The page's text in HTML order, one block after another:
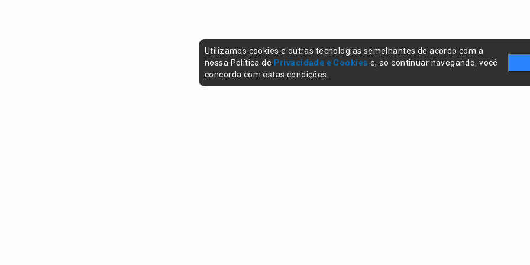
Utilizamos cookies e outras tecnologias semelhantes de acordo com a
nossa Política de Privacidade e Cookies e, ao continuar navegando, você
concorda com estas condições.